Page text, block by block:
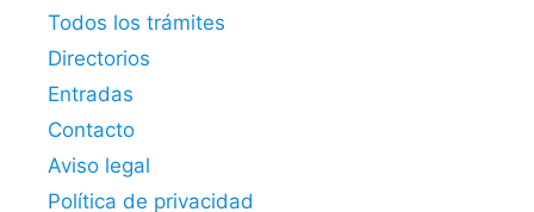
Todos los trámites
Directorios
Entradas
Contacto
Aviso legal
Política de privacidad